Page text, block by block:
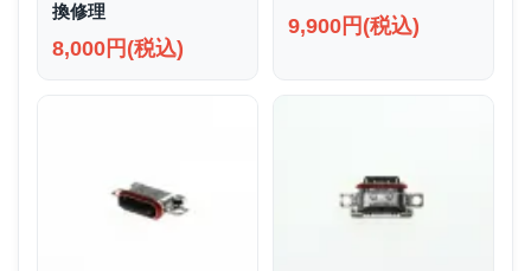
換修理
8,000円(税込)
9,900円(税込)